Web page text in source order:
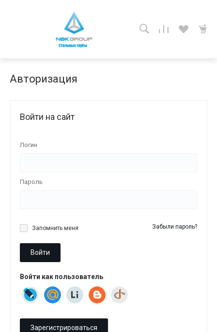
Авторизация
Войти на сайт
Логин
Пароль
Запомнить меня Забыли пароль?
Войти
Войти как пользователь
Зарегистрироваться